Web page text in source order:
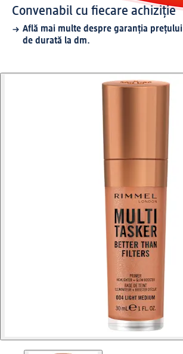
Convenabil cu fiecare achiziție
Află mai multe despre garanția prețului
de durată la dm.